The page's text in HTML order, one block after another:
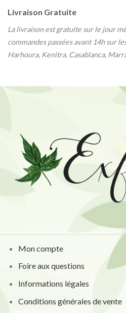
Livraison Gratuite
La livraison est gratuite sur le jour
commandes passées avant 14h sur
Harhoura, Kenitra, Casablanca,
Mon compte
Foire aux questions
Informations légales
Conditions générales de vente